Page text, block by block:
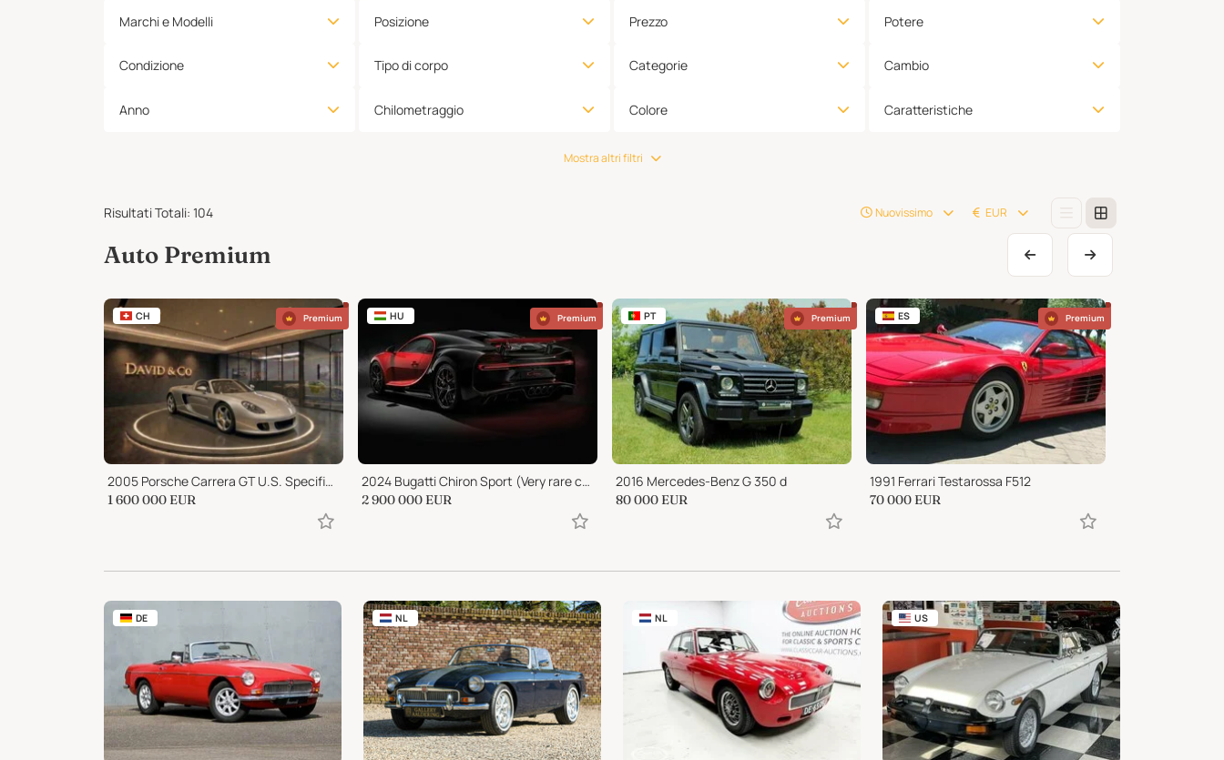
Marchi e Modelli
Condizione
Anno
Posizione
Tipo di corpo
Chilometraggio
Prezzo
Categorie
Colore
Potere
Cambio
Caratteristiche
Mostra altri filtri
Risultati Totali: 104 Nuovissimo EUR
Auto Premium
CH Premium
2005 Porsche Carrera GT U.S. Specification
1 600 000 EUR
HU Premium
2024 Bugatti Chiron Sport (Very rare color)
2 900 000 EUR
PT Premium
2016 Mercedes-Benz G 350 d
80 000 EUR
ES Premium
1991 Ferrari Testarossa F512
70 000 EUR
DE NL NL US